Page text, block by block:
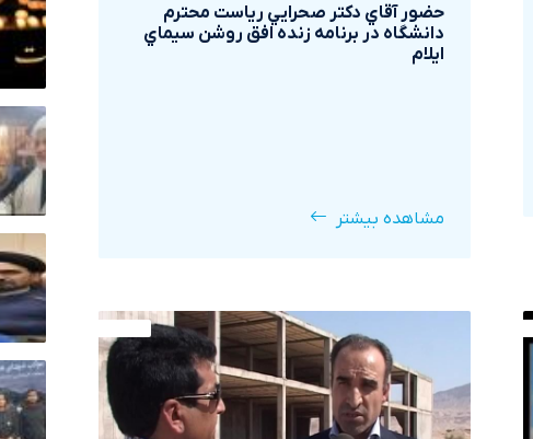
حضور آقاي دکتر صحرايي رياست محترم
دانشگاه در برنامه زنده افق روشن سيماي
ايلام
مشاهده بیشتر